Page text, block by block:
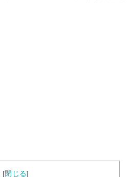
[閉じる]